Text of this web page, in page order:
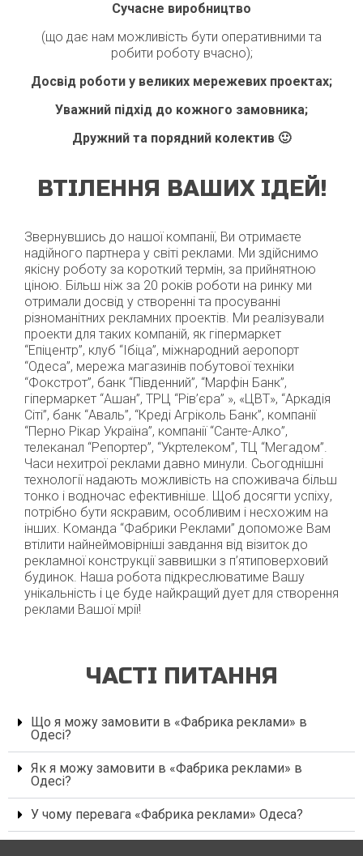
Сучасне виробництво
(що дає нам можливість бути оперативними та
робити роботу вчасно);
Досвід роботи у великих мережевих проектах;
Уважний підхід до кожного замовника;
Дружний та порядний колектив 🙂
ВТІЛЕННЯ ВАШИХ ІДЕЙ!
Звернувшись до нашої компанії, Ви отримаєте
надійного партнера у світі реклами. Ми здійснимо
якісну роботу за короткий термін, за прийнятною
ціною. Більш ніж за 20 років роботи на ринку ми
отримали досвід у створенні та просуванні
різноманітних рекламних проектів. Ми реалізували
проекти для таких компаній, як гіпермаркет
“Епіцентр”, клуб “Ібіца”, міжнародний аеропорт
“Одеса”, мережа магазинів побутової техніки
“Фокстрот”, банк “Південний”, “Марфін Банк”,
гіпермаркет “Ашан”, ТРЦ “Рів’єра” », «ЦВТ», “Аркадія
Сіті”, банк “Аваль”, “Креді Агріколь Банк”, компанії
“Перно Рікар Україна”, компанії “Санте-Алко”,
телеканал “Репортер”, “Укртелеком”, ТЦ “Мегадом”.
Часи нехитрої реклами давно минули. Сьогоднішні
технології надають можливість на споживача більш
тонко і водночас ефективніше. Щоб досягти успіху,
потрібно бути яскравим, особливим і несхожим на
інших. Команда “Фабрики Реклами” допоможе Вам
втілити найнеймовірніші завдання від візиток до
рекламної конструкції заввишки з п’ятиповерховий
будинок. Наша робота підкреслюватиме Вашу
унікальність і це буде найкращий дует для створення
реклами Вашої мрії!
ЧАСТІ ПИТАННЯ
Що я можу замовити в «Фабрика реклами» в
Одесі?
Як я можу замовити в «Фабрика реклами» в
Одесі?
У чому перевага «Фабрика реклами» Одеса?